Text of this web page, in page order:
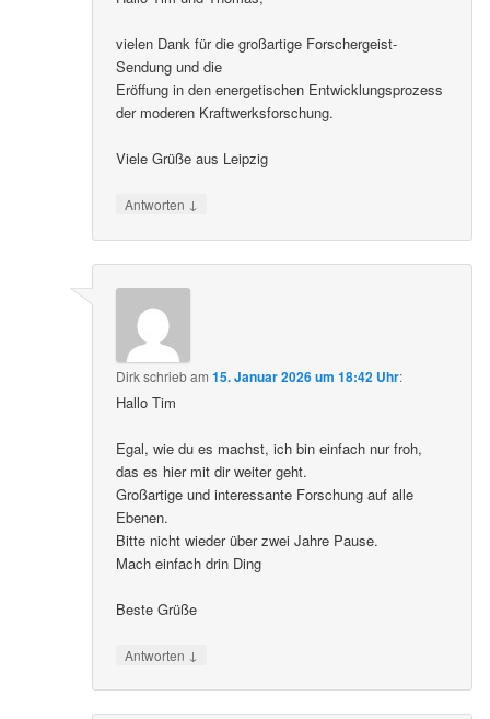
vielen Dank für die großartige Forschergeist-
Sendung und die
Eröffung in den energetischen Entwicklungsprozess
der moderen Kraftwerksforschung.
Viele Grüße aus Leipzig
Antworten ↓
Dirkschriebam15. Januar 2026 um 18:42 Uhr:
Hallo Tim
Egal, wie du es machst, ich bin einfach nur froh,
das es hier mit dir weiter geht.
Großartige und interessante Forschung auf alle
Ebenen.
Bitte nicht wieder über zwei Jahre Pause.
Mach einfach drin Ding
Beste Grüße
Antworten ↓